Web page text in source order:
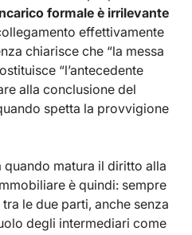
formale è irrilevante
effettivamente
chiarisce che “la messa
“l’antecedente
alla conclusione del
spetta la provvigione
matura il diritto alla
è quindi: sempre
le due parti, anche senza
degli intermediari come